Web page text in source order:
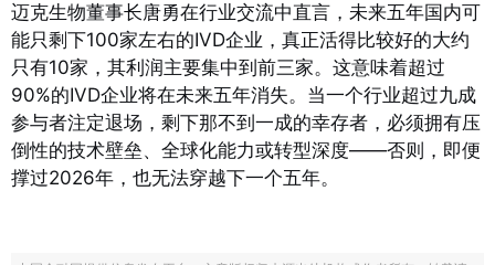
迈克生物董事长唐勇在行业交流中直言，未来五年国内可
能只剩下100家左右的IVD企业，真正活得比较好的大约
只有10家，其利润主要集中到前三家。这意味着超过
90%的IVD企业将在未来五年消失。当一个行业超过九成
参与者注定退场，剩下那不到一成的幸存者，必须拥有压
倒性的技术壁垒、全球化能力或转型深度——否则，即便
撑过2026年，也无法穿越下一个五年。